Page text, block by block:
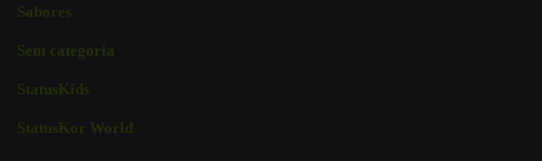
Sabores
Sem categoria
StatusKids
StatusKor World